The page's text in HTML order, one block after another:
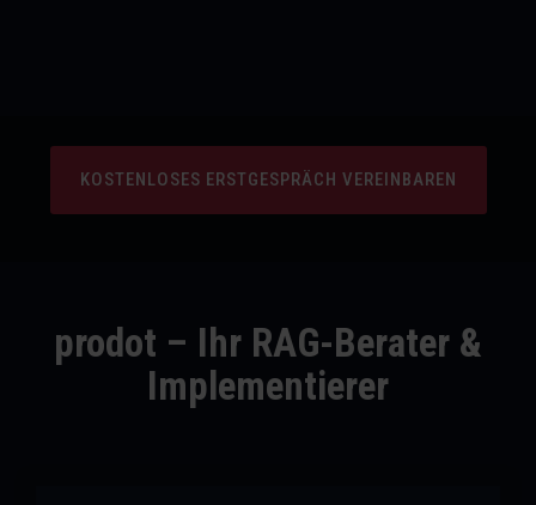
KOSTENLOSES ERSTGESPRÄCH VEREINBAREN
prodot – Ihr RAG-Berater &
Implementierer